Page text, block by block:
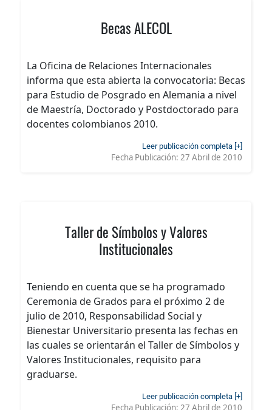
Becas ALECOL
La Oficina de Relaciones Internacionales
informa que esta abierta la convocatoria: Becas
para Estudio de Posgrado en Alemania a nivel
de Maestría, Doctorado y Postdoctorado para
docentes colombianos 2010.
Leer publicación completa [+]
Fecha Publicación: 27 Abril de 2010
Taller de Símbolos y Valores
Institucionales
Teniendo en cuenta que se ha programado
Ceremonia de Grados para el próximo 2 de
julio de 2010, Responsabilidad Social y
Bienestar Universitario presenta las fechas en
las cuales se orientarán el Taller de Símbolos y
Valores Institucionales, requisito para
graduarse.
Leer publicación completa [+]
Fecha Publicación: 27 Abril de 2010